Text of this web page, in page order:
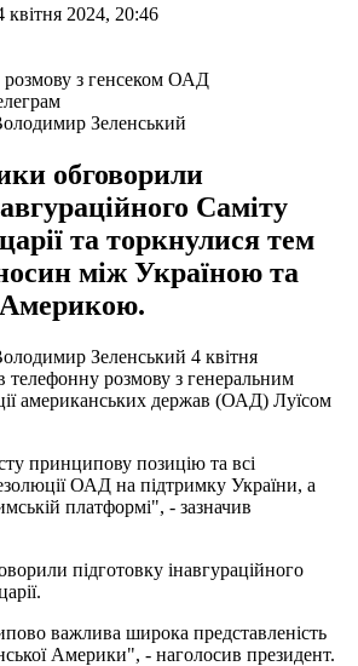
квітня 2024, 20:46
Зеленський
обговорили
Саміту
та торкнулися тем
між Україною та
Зеленський 4 квітня
телефонну розмову з генеральним
американських держав (ОАД) Луїсом
принципову позицію та всі
ОАД на підтримку України, а
платформі", - зазначив
підготовку інавгураційного
важлива широка представленість
Америки", - наголосив президент.